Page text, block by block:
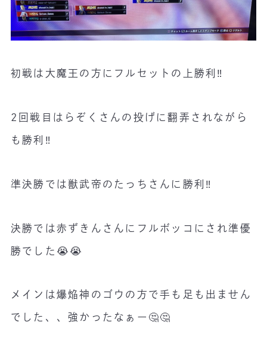
初戦は大魔王の方にフルセットの上勝利‼️
2回戦目はらぞくさんの投げに翻弄されながら
も勝利‼️
準決勝では獣武帝のたっちさんに勝利‼️
決勝では赤ずきんさんにフルボッコにされ準優
勝でした😭😭
メインは爆焔神のゴウの方で手も足も出ません
でした、、強かったなぁー🤔🤔